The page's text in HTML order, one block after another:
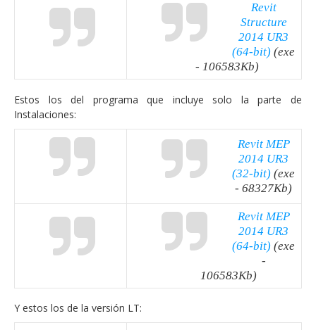
Revit
Structure
2014 UR3
(64-bit) (exe
- 106583Kb)
Estos los del programa que incluye solo la parte de
Instalaciones:
Revit MEP
2014 UR3
(32-bit) (exe
- 68327Kb)
Revit MEP
2014 UR3
(64-bit) (exe
-
106583Kb)
Y estos los de la versión LT: